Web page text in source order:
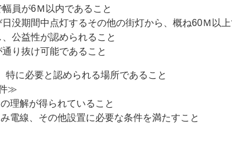
員が6Ｍ以内であること
没期間中点灯するその他の街灯から、概ね60Ｍ以上
公益性が認められること
り抜け可能であること
特に必要と認められる場所であること
≫
理解が得られていること
電線、その他設置に必要な条件を満たすこと​